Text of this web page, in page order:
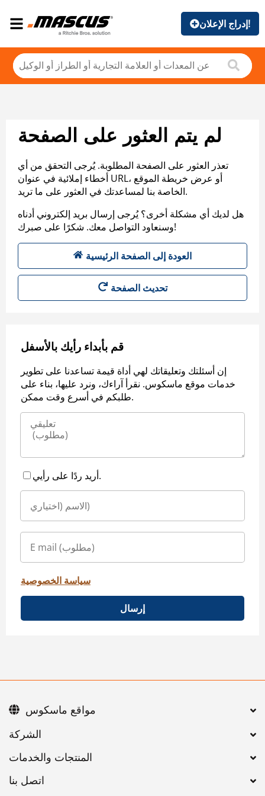
إدراج الإعلان!
لم يتم العثور على الصفحة
تعذر العثور على الصفحة المطلوبة. يُرجى التحقق من أي
أخطاء إملائية في عنوان URL، أو عرض خريطة الموقع
الخاصة بنا لمساعدتك في العثور على ما تريد.
هل لديك أي مشكلة أخرى؟ يُرجى إرسال بريد إلكتروني أدناه
وسنعاود التواصل معك. شكرًا على صبرك!
العودة إلى الصفحة الرئيسية
تحديث الصفحة
قم بأبداء رأيك بالأسفل
إن أسئلتك وتعليقاتك لهي أداة قيمة تساعدنا على تطوير
خدمات موقع ماسكوس. نقرأ آراءك، ونرد عليها، بناء على
طلبكم في أسرع وقت ممكن.
أريد ردًا على رأيي.
سياسة الخصوصية
إرسال
اتصل بنا
مواقع ماسكوس